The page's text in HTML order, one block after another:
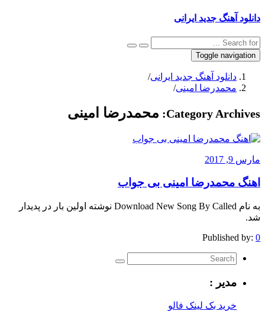
دانلود آهنگ جدید ایرانی
Toggle navigation
دانلود آهنگ جدید ایرانی/
محمدرضا امینی/
Category Archives: محمدرضا امینی
مارس 9, 2017
اهنگ محمدرضا امینی بی جواب
به نام Download New Song By Called نوشته اولین بار در پدیدار
شد.
Published by: 0
مدیر :
خرید بک لینک فالو